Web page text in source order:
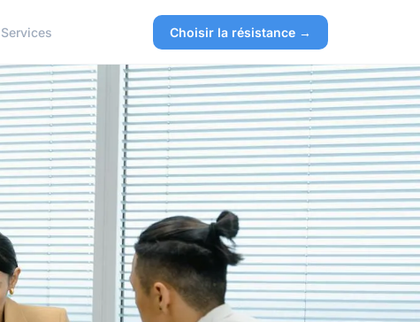
Services Choisir la résistance →